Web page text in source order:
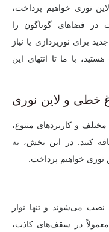
نوری خواهیم پرداخت،
در فضاهای گوناگون را
برای نورپردازی یا نیاز
با ما تا انتهای این
خطی و لاین نوری
و کاربردهای متنوع،
کنند. در این بخش، به
نوری خواهیم پرداخت:
می‌شوند و تنها نوار
در سقف‌های کاذب،